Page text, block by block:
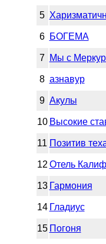
5
6 БОГЕМА
7 Мы с
8 азнавур
9 Акулы
10 Высокие
11 Позитив
12 Отель
13 Гармония
14 Гладиус
15 Погоня